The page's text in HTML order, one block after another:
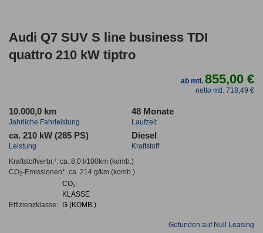
Audi Q7 SUV S line business TDI
quattro 210 kW tiptro
ab mtl.855,00 €
netto mtl. 718,49 €
10.000,0 km
Jahrliche Fahrleistung
48 Monate
Laufzeit
ca. 210 kW (285 PS)
Leistung
Diesel
Kraftstoff
Kraftstoffverbr.¹: ca. 8,0 l/100km(komb.)
CO2-Emissionen*: ca. 214 g/km(komb.)
Effizienzklasse:
CO₂-
KLASSE
G (KOMB.)
Gefunden auf Null Leasing